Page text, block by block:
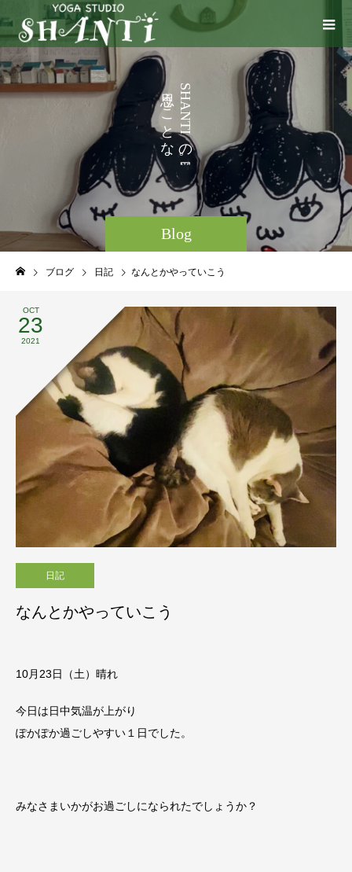
Blog
S
H
A
N
T
I
の
。
う
こ
と
な
ど
い
ろ
ブログ 日記 なんとかやっていこう
OCT
23
2021
日記
なんとかやっていこう
10月23日（土）晴れ
今日は日中気温が上がり
ぽかぽか過ごしやすい１日でした。
みなさまいかがお過ごしになられたでしょうか？